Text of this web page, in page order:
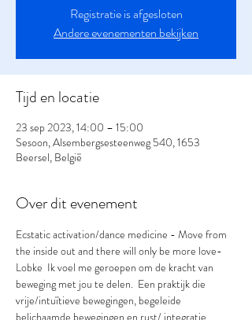
Registratie is afgesloten
Andere evenementen bekijken
Tijd en locatie
23 sep 2023, 14:00 – 15:00
Sesoon, Alsembergsesteenweg 540, 1653
Beersel, België
Over dit evenement
Ecstatic activation/dance medicine - Move from
the inside out and there will only be more love-
Lobke  Ik voel me geroepen om de kracht van
beweging met jou te delen.  Een praktijk die
vrije/intuïtieve bewegingen, begeleide
belichaamde bewegingen en rust/ integratie